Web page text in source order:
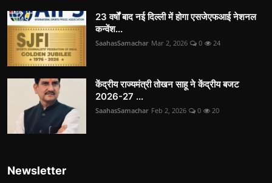
23 वर्षों बाद नई दिल्ली में होगा एसजेएफआई नेशनल
कन्वेंश...
SaahasSamachar Mar 2, 2026 0 24
केंद्रीय राज्यमंत्री तोखन साहू ने केंद्रीय बजट
2026-27 ...
SaahasSamachar Feb 2, 2026 0 20
Newsletter